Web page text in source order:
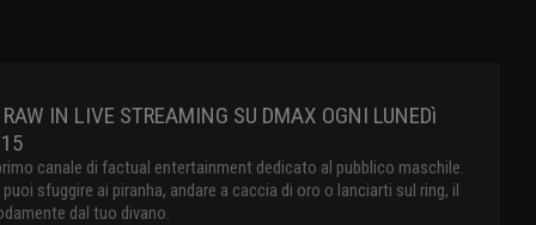
RAW IN LIVE STREAMING SU DMAX OGNI LUNEDì
canale di factual entertainment dedicato al pubblico maschile.
puoi sfuggire ai piranha, andare a caccia di oro o lanciarti sul ring, il
dal tuo divano.